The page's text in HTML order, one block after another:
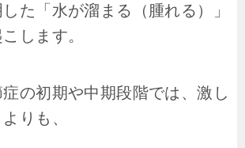
た「水が溜まる（腫れる）」
します。
の初期や中期段階では、激し
りも、